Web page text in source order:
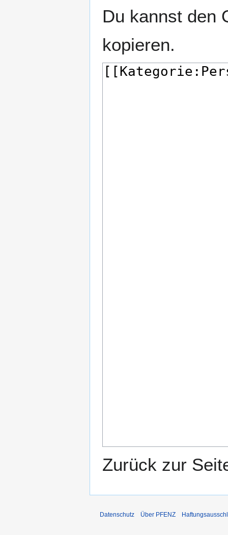
Du kannst den
kopieren.
Zurück zur
Datenschutz Über PFENZ